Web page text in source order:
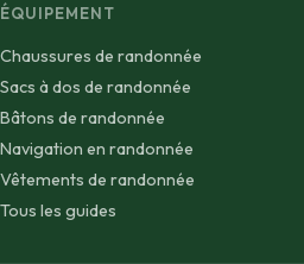
ÉQUIPEMENT
Chaussures de randonnée
Sacs à dos de randonnée
Bâtons de randonnée
Navigation en randonnée
Vêtements de randonnée
Tous les guides